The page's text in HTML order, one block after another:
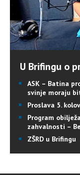
U Brifingu o
ASK – Batina
svinje moraju
Proslava 5.
Program
zahvalnosti –
ZŠRD u Brifingu